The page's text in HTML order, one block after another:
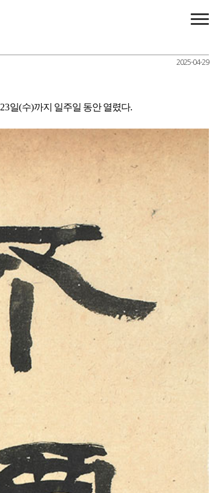
2025-04-29
23일(수)까지 일주일 동안 열렸다.